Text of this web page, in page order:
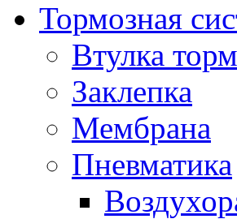
Тормозная
Втулка
Заклепка
Мембрана
Пневматика